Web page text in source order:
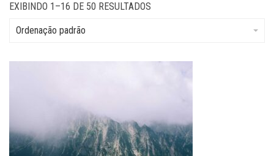
EXIBINDO 1–16 DE 50 RESULTADOS
Ordenação padrão